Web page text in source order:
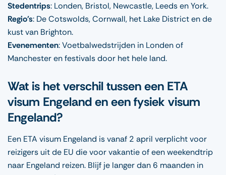
Stedentrips: Londen, Bristol, Newcastle, Leeds en York.
Regio's: De Cotswolds, Cornwall, het Lake District en de
kust van Brighton.
Evenementen: Voetbalwedstrijden in Londen of
Manchester en festivals door het hele land.
Wat is het verschil tussen een ETA
visum Engeland en een fysiek visum
Engeland?
Een ETA visum Engeland is vanaf 2 april verplicht voor
reizigers uit de EU die voor vakantie of een weekendtrip
naar Engeland reizen. Blijf je langer dan 6 maanden in